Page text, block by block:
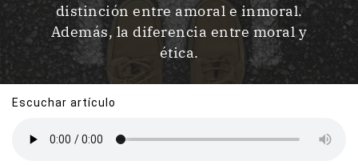
distinción entre amoral e inmoral.
Además, la diferencia entre moral y
ética.
Escuchar artículo